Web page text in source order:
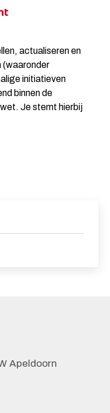
actualiseren en
(waaronder
initiatieven
binnen de
Je stemt hierbij
Apeldoorn